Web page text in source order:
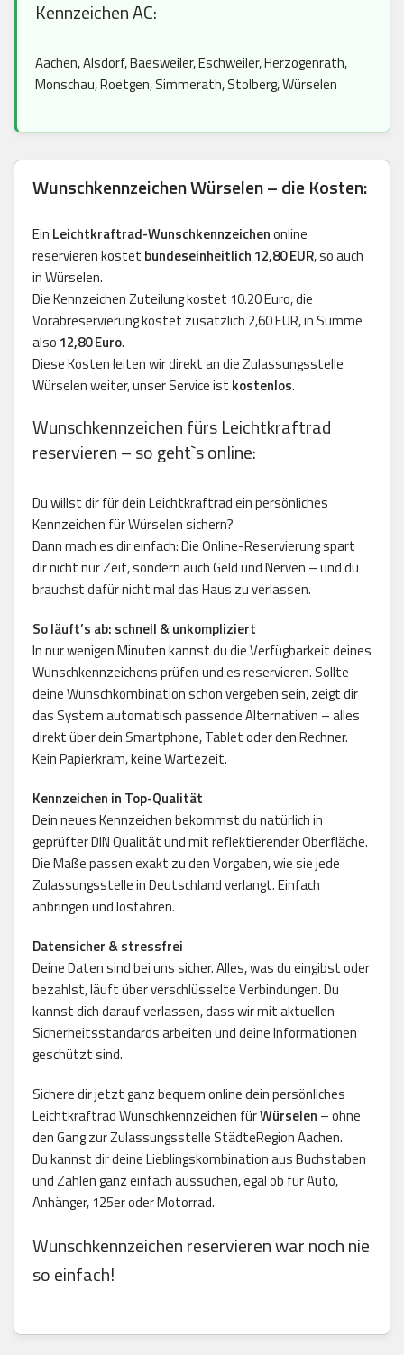
Kennzeichen AC:
Aachen, Alsdorf, Baesweiler, Eschweiler, Herzogenrath,
Monschau, Roetgen, Simmerath, Stolberg, Würselen
Wunschkennzeichen Würselen – die Kosten:
Ein Leichtkraftrad-Wunschkennzeichenonline
reservieren kostet bundeseinheitlich 12,80 EUR, so auch
in Würselen.
Die Kennzeichen Zuteilung kostet 10.20 Euro, die
Vorabreservierung kostet zusätzlich 2,60 EUR, in Summe
also 12,80 Euro.
Diese Kosten leiten wir direkt an die Zulassungsstelle
Würselen weiter, unser Service ist kostenlos.
Wunschkennzeichen fürs Leichtkraftrad
reservieren – so geht`s online:
Du willst dir für dein Leichtkraftrad ein persönliches
Kennzeichen für Würselen sichern?
Dann mach es dir einfach: Die Online-Reservierung spart
dir nicht nur Zeit, sondern auch Geld und Nerven – und du
brauchst dafür nicht mal das Haus zu verlassen.
So läuft’s ab: schnell & unkompliziert
In nur wenigen Minuten kannst du die Verfügbarkeit deines
Wunschkennzeichens prüfen und es reservieren. Sollte
deine Wunschkombination schon vergeben sein, zeigt dir
das System automatisch passende Alternativen – alles
direkt über dein Smartphone, Tablet oder den Rechner.
Kein Papierkram, keine Wartezeit.
Kennzeichen in Top-Qualität
Dein neues Kennzeichen bekommst du natürlich in
geprüfter DIN Qualität und mit reflektierender Oberfläche.
Die Maße passen exakt zu den Vorgaben, wie sie jede
Zulassungsstelle in Deutschland verlangt. Einfach
anbringen und losfahren.
Datensicher & stressfrei
Deine Daten sind bei uns sicher. Alles, was du eingibst oder
bezahlst, läuft über verschlüsselte Verbindungen. Du
kannst dich darauf verlassen, dass wir mit aktuellen
Sicherheitsstandards arbeiten und deine Informationen
geschützt sind.
Sichere dir jetzt ganz bequem online dein persönliches
Leichtkraftrad Wunschkennzeichen fürWürselen – ohne
den Gang zur Zulassungsstelle StädteRegion Aachen.
Du kannst dir deine Lieblingskombination aus Buchstaben
und Zahlen ganz einfach aussuchen, egal ob für Auto,
Anhänger, 125er oder Motorrad.
Wunschkennzeichen reservieren war noch nie
so einfach!